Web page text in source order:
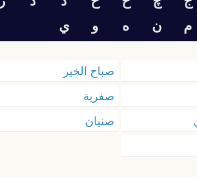
م ن ه و ي
صباح الخير
صفرية
صنيان